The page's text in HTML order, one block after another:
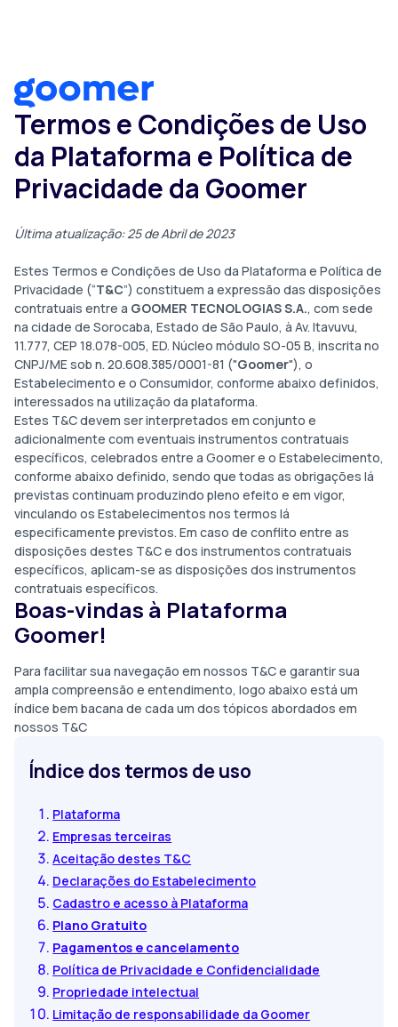
Termos e Condições de Uso
da Plataforma e Política de
Privacidade da Goomer
Última atualização: 25 de Abril de 2023
Estes Termos e Condições de Uso da Plataforma e Política de
Privacidade (“T&C”) constituem a expressão das disposições
contratuais entre a GOOMER TECNOLOGIAS S.A., com sede
na cidade de Sorocaba, Estado de São Paulo, à Av. Itavuvu,
11.777, CEP 18.078-005, ED. Núcleo módulo SO-05 B, inscrita no
CNPJ/ME sob n. 20.608.385/0001-81 ("Goomer"), o
Estabelecimento e o Consumidor, conforme abaixo definidos,
interessados na utilização da plataforma.
Estes T&C devem ser interpretados em conjunto e
adicionalmente com eventuais instrumentos contratuais
específicos, celebrados entre a Goomer e o Estabelecimento,
conforme abaixo definido, sendo que todas as obrigações lá
previstas continuam produzindo pleno efeito e em vigor,
vinculando os Estabelecimentos nos termos lá
especificamente previstos. Em caso de conflito entre as
disposições destes T&C e dos instrumentos contratuais
específicos, aplicam-se as disposições dos instrumentos
contratuais específicos.
Boas-vindas à Plataforma
Goomer!
Para facilitar sua navegação em nossos T&C e garantir sua
ampla compreensão e entendimento, logo abaixo está um
índice bem bacana de cada um dos tópicos abordados em
nossos T&C
Índice dos termos de uso
Plataforma
Empresas terceiras
Aceitação destes T&C
Declarações do Estabelecimento
Cadastro e acesso à Plataforma
Plano Gratuito
Pagamentos e cancelamento
Política de Privacidade e Confidencialidade
Propriedade intelectual
Limitação de responsabilidade da Goomer